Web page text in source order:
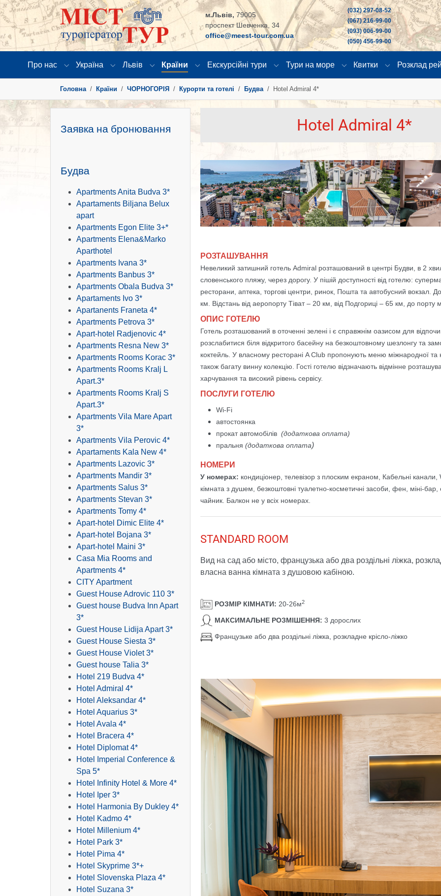
м.Львів, 79005
проспект Шевченка, 34
office@meest-tour.com.ua
(032) 297-08-52
(067) 216-99-00
(093) 006-99-00
(050) 456-99-00
Про нас
Submenu for "Про нас"
Україна
Submenu for "Україна"
Львів
Submenu for "Львів"
Країни
Submenu for "Країни"
Екскурсійні тури
Submenu for "Екскурсійні тури"
Тури на море
Submenu for "Тури на
Квитки
Submenu for
Розклад
Головна
Країни ЧОРНОГОРІЯ Курорти та готелі Будва Hotel Admiral 4*
Заявка на бронювання
Будва
Apartments Anita Budva 3*
Apartaments Biljana Belux
apart
Apartments Egon Elite 3+*
Apartments Elena&Marko
Aparthotel
Apartments Ivana 3*
Apartments Banbus 3*
Apartments Obala Budva 3*
Apartaments Ivo 3*
Apartanents Franeta 4*
Apartments Petrova 3*
Apart-hotel Radjenovic 4*
Apartments Resna New 3*
Apartments Rooms Korac 3*
Apartments Rooms Kralj L
Apart.3*
Apartments Rooms Kralj S
Apart.3*
Apartments Vila Mare Apart
3*
Apartments Vila Perovic 4*
Apartaments Kala New 4*
Apartments Lazovic 3*
Apartments Mandir 3*
Apartments Salus 3*
Apartments Stevan 3*
Apartments Tomy 4*
Apart-hotel Dimic Elite 4*
Apart-hotel Bojana 3*
Apart-hotel Maini 3*
Casa Mia Rooms and
Apartments 4*
CITY Apartment
Guest House Adrovic 110 3*
Guest house Budva Inn Apart
3*
Guest House Lidija Apart 3*
Guest House Siesta 3*
Guest House Violet 3*
Guest house Talia 3*
Hotel 219 Budva 4*
Hotel Admiral 4*
Hotel Aleksandar 4*
Hotel Aquarius 3*
Hotel Avala 4*
Hotel Bracera 4*
Hotel Diplomat 4*
Hotel Imperial Conference &
Spa 5*
Hotel Infinity Hotel & More 4*
Hotel Iper 3*
Hotel Harmonia By Dukley 4*
Hotel Kadmo 4*
Hotel Millenium 4*
Hotel Park 3*
Hotel Pima 4*
Hotel Skyprime 3*+
Hotel Slovenska Plaza 4*
Hotel Suzana 3*
Hotel Admiral 4*
Show larger version Show
РОЗТАШУВАННЯ
Невеликий затишний готель Admiral розташований в центрі Будви, в 2
словенського пляжу, через дорогу. У пішій доступності від готелю:
ресторани, аптека, торгові центри, ринок, Пошта та автобусний вокзал.
км. Відстань від аеропорту Тіват – 20 км, від Подгориці – 65 км, до
ОПИС ГОТЕЛЮ
Готель розташований в оточенні зелені і є справжнім оазисом для
розслабитися біля відкритого басейну на безкоштовному шезлонгу та
коктейль. У власному ресторані A Club пропонують меню міжнародної та
також багату винну колекцію. Гості готелю відзначають відмінне
харчування та високий рівень сервісу.
ПОСЛУГИ ГОТЕЛЮ
Wi-Fi
автостоянка
прокат автомобілів (додаткова оплата)
пральня (додаткова оплата)
НОМЕРИ
У номерах: кондиціонер, телевізор з плоским екраном, Кабельні
кімната з душем, безкоштовні туалетно-косметичні засоби, фен, міні-
чайник. Балкон не у всіх номерах.
STANDARD ROOM
Вид на сад або місто, французька або два роздільні ліжка,
власна ванна кімната з душовою кабіною.
РОЗМІР КІМНАТИ: 20-26м2
МАКСИМАЛЬНЕ РОЗМІШЕННЯ: 3 дорослих
Французьке або два роздільні ліжка, розкладне крісло-ліжко
Previous